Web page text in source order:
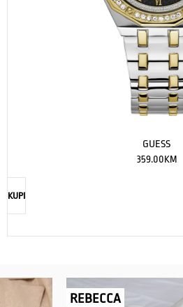
GUESS
359.00KM
KUPI
REBECCA